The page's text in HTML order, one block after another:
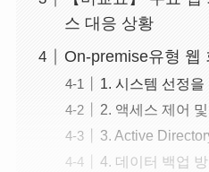
스 대응 상황
On-premise유형 웹
1. 시스템 선정
2. 액세스 제어
3. Active
4. 데이터 백업 방